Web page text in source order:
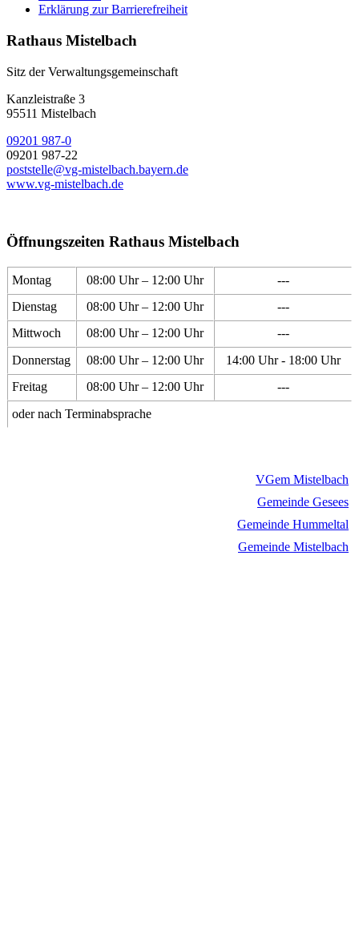
Erklärung zur Barrierefreiheit
Rathaus Mistelbach
Sitz der Verwaltungsgemeinschaft
Kanzleistraße 3
95511 Mistelbach
09201 987-0
09201 987-22
poststelle@vg-mistelbach.bayern.de
www.vg-mistelbach.de
Öffnungszeiten Rathaus Mistelbach
Montag 08:00 Uhr – 12:00 Uhr
---
Dienstag
08:00 Uhr – 12:00 Uhr
---
Mittwoch
08:00 Uhr – 12:00 Uhr
---
Donnerstag
08:00 Uhr – 12:00 Uhr
14:00 Uhr - 18:00 Uhr
Freitag
08:00 Uhr – 12:00 Uhr
---
oder nach Terminabsprache
VGem Mistelbach
Gemeinde Gesees
Gemeinde Hummeltal
Gemeinde Mistelbach